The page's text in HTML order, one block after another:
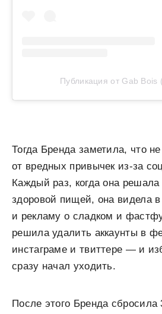
Публикация от Gab Bois
Тогда Бренда заметила, что
от вредных привычек из-за
Каждый раз, когда она решала
здоровой пищей, она видела в
и рекламу о сладком и
решила удалить аккаунты в
инстаграме и твиттере — и
сразу начал уходить.
После этого Бренда